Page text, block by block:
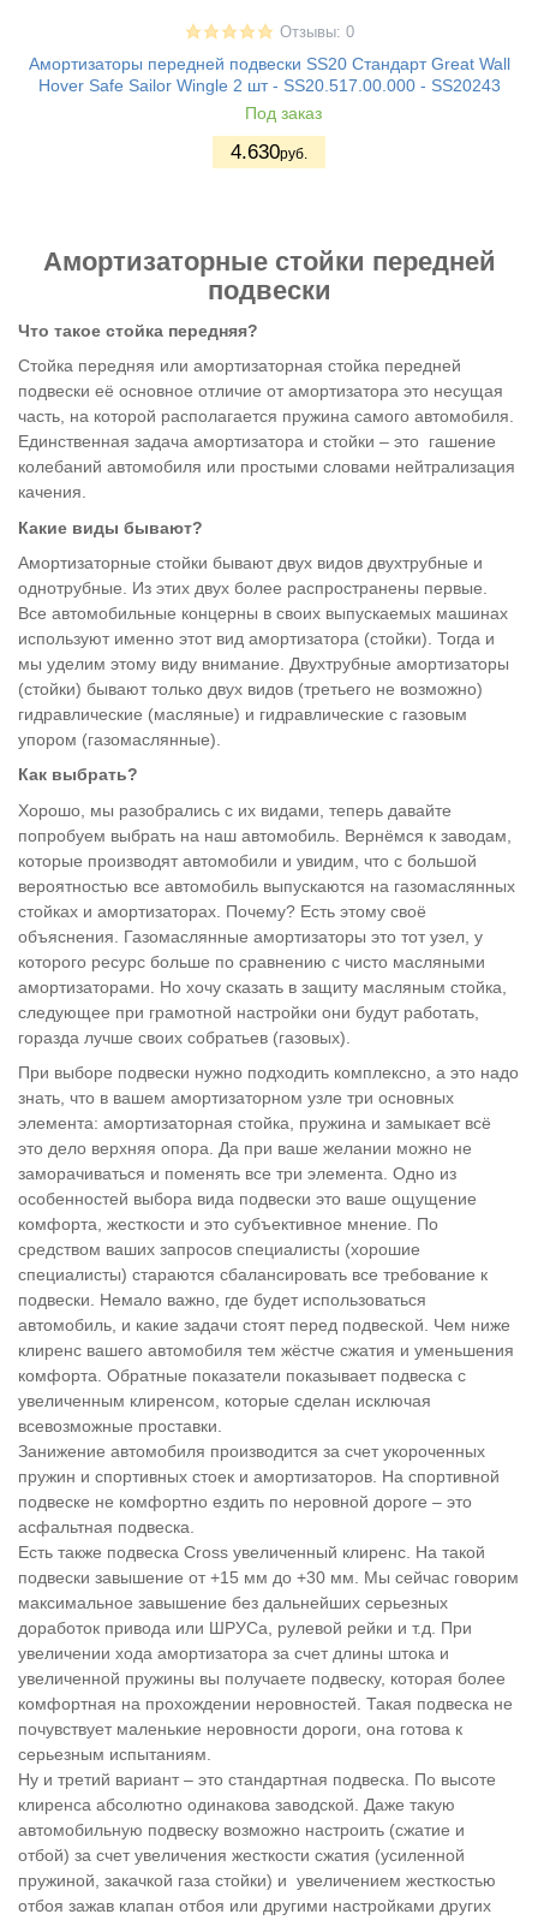
Отзывы: 0
Амортизаторы передней подвески SS20 Стандарт Great Wall
Hover Safe Sailor Wingle 2 шт - SS20.517.00.000 - SS20243
Под заказ
4.630руб.
Амортизаторные стойки передней
подвески
Что такое стойка передняя?
Стойка передняя или амортизаторная стойка передней
подвески её основное отличие от амортизатора это несущая
часть, на которой располагается пружина самого автомобиля.
Единственная задача амортизатора и стойки – это гашение
колебаний автомобиля или простыми словами нейтрализация
качения.
Какие виды бывают?
Амортизаторные стойки бывают двух видов двухтрубные и
однотрубные. Из этих двух более распространены первые.
Все автомобильные концерны в своих выпускаемых машинах
используют именно этот вид амортизатора (стойки). Тогда и
мы уделим этому виду внимание. Двухтрубные амортизаторы
(стойки) бывают только двух видов (третьего не возможно)
гидравлические (масляные) и гидравлические с газовым
упором (газомаслянные).
Как выбрать?
Хорошо, мы разобрались с их видами, теперь давайте
попробуем выбрать на наш автомобиль. Вернёмся к заводам,
которые производят автомобили и увидим, что с большой
вероятностью все автомобиль выпускаются на газомаслянных
стойках и амортизаторах. Почему? Есть этому своё
объяснения. Газомаслянные амортизаторы это тот узел, у
которого ресурс больше по сравнению с чисто масляными
амортизаторами. Но хочу сказать в защиту масляным стойка,
следующее при грамотной настройки они будут работать,
горазда лучше своих собратьев (газовых).
При выборе подвески нужно подходить комплексно, а это надо
знать, что в вашем амортизаторном узле три основных
элемента: амортизаторная стойка, пружина и замыкает всё
это дело верхняя опора. Да при ваше желании можно не
заморачиваться и поменять все три элемента. Одно из
особенностей выбора вида подвески это ваше ощущение
комфорта, жесткости и это субъективное мнение. По
средством ваших запросов специалисты (хорошие
специалисты) стараются сбалансировать все требование к
подвески. Немало важно, где будет использоваться
автомобиль, и какие задачи стоят перед подвеской. Чем ниже
клиренс вашего автомобиля тем жёстче сжатия и уменьшения
комфорта. Обратные показатели показывает подвеска с
увеличенным клиренсом, которые сделан исключая
всевозможные проставки.
Занижение автомобиля производится за счет укороченных
пружин и спортивных стоек и амортизаторов. На спортивной
подвеске не комфортно ездить по неровной дороге – это
асфальтная подвеска.
Есть также подвеска Cross увеличенный клиренс. На такой
подвески завышение от +15 мм до +30 мм. Мы сейчас говорим
максимальное завышение без дальнейших серьезных
доработок привода или ШРУСа, рулевой рейки и т.д. При
увеличении хода амортизатора за счет длины штока и
увеличенной пружины вы получаете подвеску, которая более
комфортная на прохождении неровностей. Такая подвеска не
почувствует маленькие неровности дороги, она готова к
серьезным испытаниям.
Ну и третий вариант – это стандартная подвеска. По высоте
клиренса абсолютно одинакова заводской. Даже такую
автомобильную подвеску возможно настроить (сжатие и
отбой) за счет увеличения жесткости сжатия (усиленной
пружиной, закачкой газа стойки) и увеличением жесткостью
отбоя зажав клапан отбоя или другими настройками других